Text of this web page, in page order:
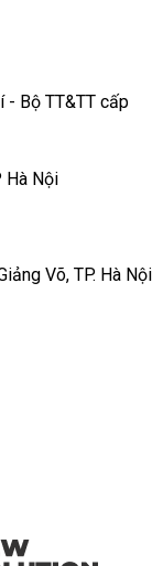
- Bộ TT&TT cấp
Hà Nội
Võ, TP. Hà Nội